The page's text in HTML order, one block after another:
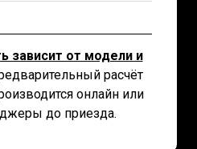
зависит от модели и
расчёт
онлайн или
до приезда.